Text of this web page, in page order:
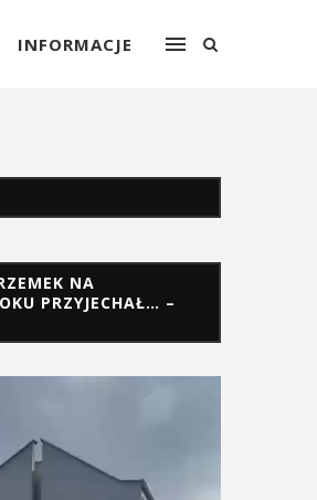
INFORMACJE
NA
PRZYJECHAŁ… –